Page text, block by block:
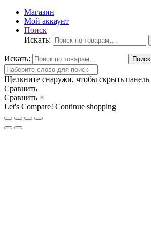
Магазин
Мой аккаунт
Поиск
Искать:
Искать: Поиск
Щелкните снаружи, чтобы скрыть панель
Сравнить
Сравнить ×
Let's Compare! Continue shopping